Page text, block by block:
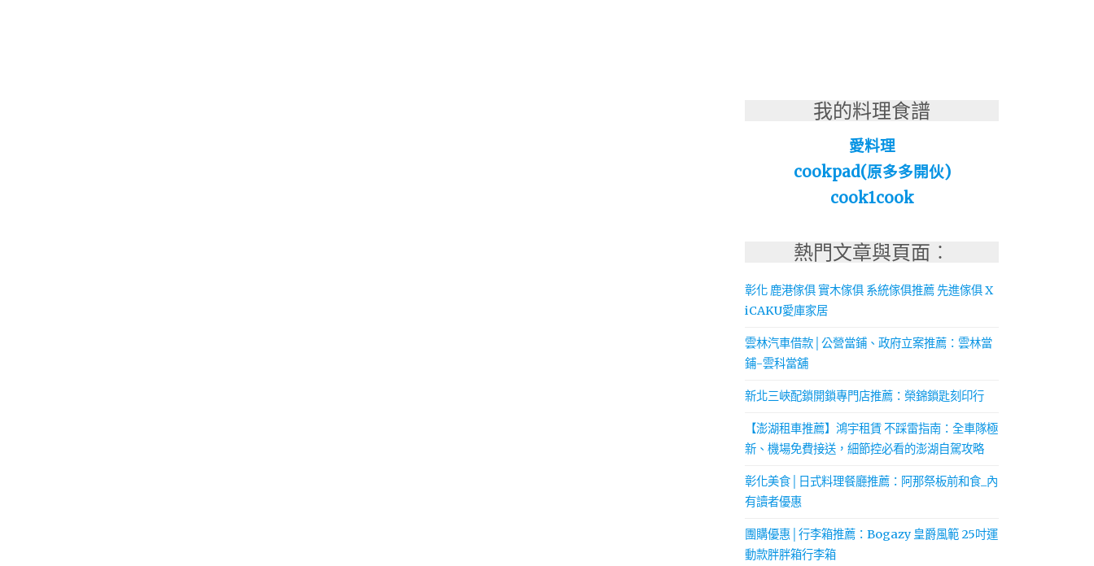
我的料理食譜
愛料理
cookpad(原多多開伙)
cook1cook
熱門文章與頁面︰
彰化 鹿港傢俱 實木傢俱 系統傢俱推薦 先進傢俱 X
iCAKU愛庫家居
雲林汽車借款│公營當鋪、政府立案推薦：雲林當
鋪-雲科當舖
新北三峽配鎖開鎖專門店推薦：榮錦鎖匙刻印行
【澎湖租車推薦】鴻宇租賃 不踩雷指南：全車隊極
新、機場免費接送，細節控必看的澎湖自駕攻略
彰化美食│日式料理餐廳推薦：阿那祭板前和食_內
有讀者優惠
團購優惠│行李箱推薦：Bogazy 皇爵風範 25吋運
動款胖胖箱行李箱